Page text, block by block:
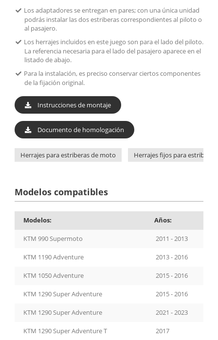
Los adaptadores se entregan en pares; con una única unidad
podrás instalar las dos estriberas correspondientes al piloto o
al pasajero.
Los herrajes incluidos en este juego son para el lado del piloto.
La referencia necesaria para el lado del pasajero aparece en el
listado de abajo.
Para la instalación, es preciso conservar ciertos componentes
de la fijación original.
Instrucciones de montaje
Documento de homologación
Herrajes para estriberas de moto Herrajes fijos para estriberas
Modelos compatibles
Modelos: Años:
KTM 990 Supermoto 2011 - 2013
KTM 1190 Adventure 2013 - 2016
KTM 1050 Adventure 2015 - 2016
KTM 1290 Super Adventure 2015 - 2016
KTM 1290 Super Adventure 2021 - 2023
KTM 1290 Super Adventure T 2017